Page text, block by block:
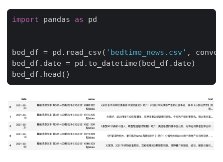
import pandas as pd
bed_df = pd . read_csv ( 'bedtime_news.csv' ,
bed_df . date = pd . to_datetime(bed_df . date)
bed_df . head ()